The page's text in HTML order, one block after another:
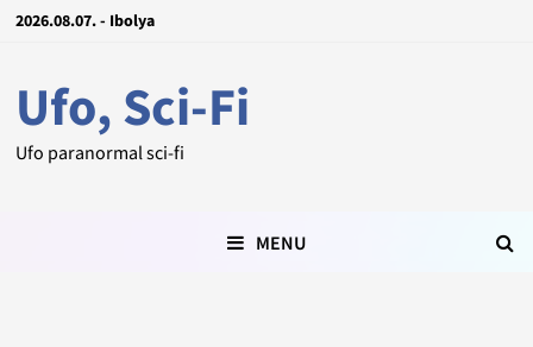
2026.08.07. - Ibolya
Ufo, Sci-Fi
Ufo paranormal sci-fi
MENU